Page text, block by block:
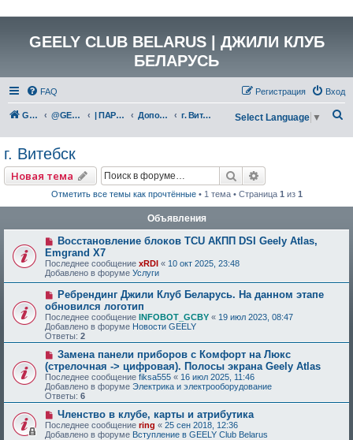
GEELY CLUB BELARUS | ДЖИЛИ КЛУБ
БЕЛАРУСЬ
FAQ Вход
Регистрация
GEELY Club Belarus @GEELYCLUBBY | ПАРТНЕРЫ КЛУБА Дополнительные аксессуары г. Витебск Select Language ▼
г. Витебск
Новая тема Поиск
Отметить все темы как прочтённые• 1 тема • Страница 1 из 1
Объявления
Восстановление блоков TCU АКПП DSI Geely Atlas,
Emgrand X7
Последнее сообщение xRDI « 10 окт 2025, 23:48
Добавлено в форуме Услуги
Ребрендинг Джили Клуб Беларусь. На данном этапе
обновился логотип
Последнее сообщение INFOBOT_GCBY « 19 июл 2023, 08:47
Добавлено в форуме Новости GEELY
Ответы: 2
Замена панели приборов с Комфорт на Люкс
(стрелочная -> цифровая). Полосы экрана Geely Atlas
Последнее сообщение fiksa555 « 16 июл 2025, 11:46
Добавлено в форуме Электрика и электрооборудование
Ответы: 6
Членство в клубе, карты и атрибутика
Последнее сообщение ring « 25 сен 2018, 12:36
Добавлено в форуме Вступление в GEELY Club Belarus